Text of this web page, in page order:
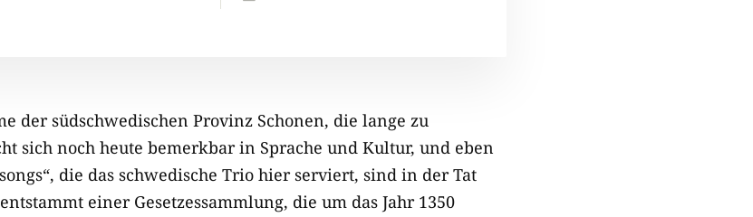
der südschwedischen Provinz Schonen, die lange zu
sich noch heute bemerkbar in Sprache und Kultur, und eben
die das schwedische Trio hier serviert, sind in der Tat
einer Gesetzessammlung, die um das Jahr 1350